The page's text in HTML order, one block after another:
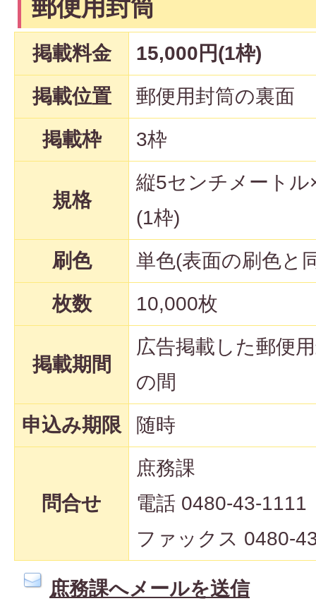
郵便用封筒
掲載料金
15,000円(1枠)
掲載位置
郵便用封筒の裏面
掲載枠
3枠
規格
縦5センチメート
(1枠)
刷色
単色(表面の刷色と
枚数
10,000枚
掲載期間
広告掲載した郵便
の間
申込み期限
随時
問合せ
庶務課
電話 0480-43-
ファックス 0480-
庶務課へメールを送信